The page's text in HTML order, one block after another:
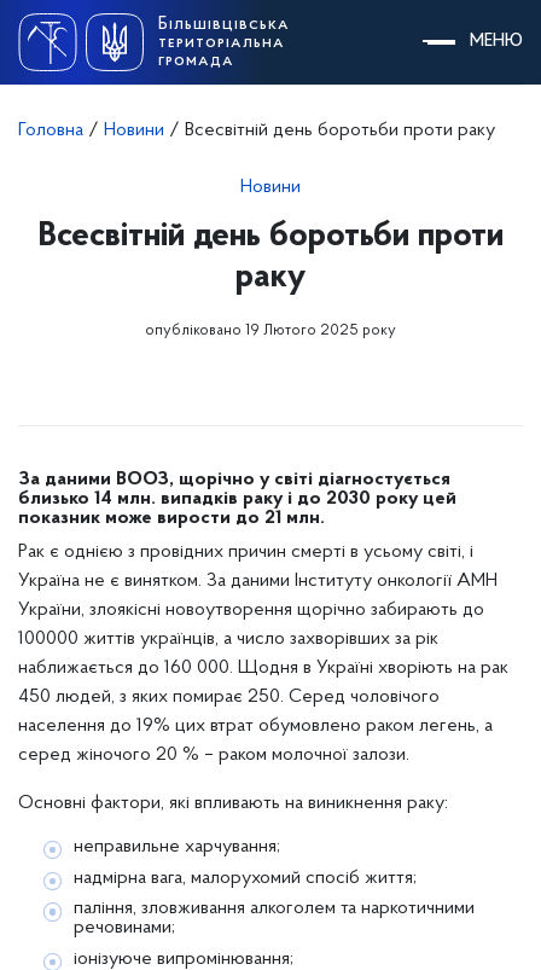
content
Більшівцівська
територіальна
громада
МЕНЮ
Головна / Новини / Всесвітній день боротьби проти раку
Новини
Всесвітній день боротьби проти
раку
опубліковано 19 Лютого 2025 року
За даними ВООЗ, щорічно у світі діагностується
близько 14 млн. випадків раку і до 2030 року цей
показник може вирости до 21 млн.
Рак є однією з провідних причин смерті в усьому світі, і
Україна не є винятком. За даними Інституту онкології АМН
України, злоякісні новоутворення щорічно забирають до
100000 життів українців, а число захворівших за рік
наближається до 160 000. Щодня в Україні хворіють на рак
450 людей, з яких помирає 250. Серед чоловічого
населення до 19% цих втрат обумовлено раком легень, а
серед жіночого 20 % – раком молочної залози.
Основні фактори, які впливають на виникнення раку:
неправильне харчування;
надмірна вага, малорухомий спосіб життя;
паління, зловживання алкоголем та наркотичними
речовинами;
іонізуюче випромінювання;